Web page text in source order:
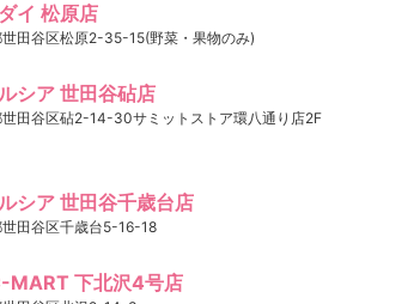
イ 松原店
田谷区松原2-35-15(野菜・果物のみ)
シア 世田谷砧店
世田谷区砧2-14-30サミットストア環八通り店2F
シア 世田谷千歳台店
田谷区千歳台5-16-18
MART 下北沢4号店